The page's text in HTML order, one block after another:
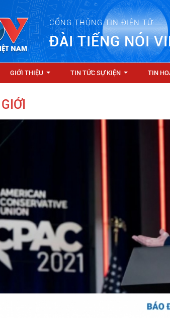
CỔNG THÔNG TIN ĐIỆN TỬ
ĐÀI TIẾNG NÓI
GIỚI THIỆU TIN TỨC SỰ KIỆN TIN